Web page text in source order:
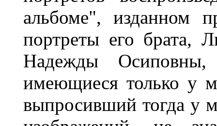
альбоме", изданном
портреты его брата,
Надежды
имеющиеся только у
выпросивший тогда у